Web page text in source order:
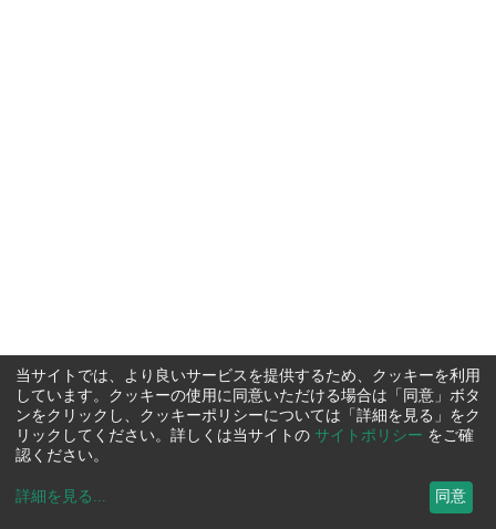
当サイトでは、より良いサービスを提供するため、クッキーを利用
しています。クッキーの使用に同意いただける場合は「同意」ボタ
ンをクリックし、クッキーポリシーについては「詳細を見る」をク
リックしてください。詳しくは当サイトの サイトポリシー をご確
認ください。
詳細を見る ... 同意